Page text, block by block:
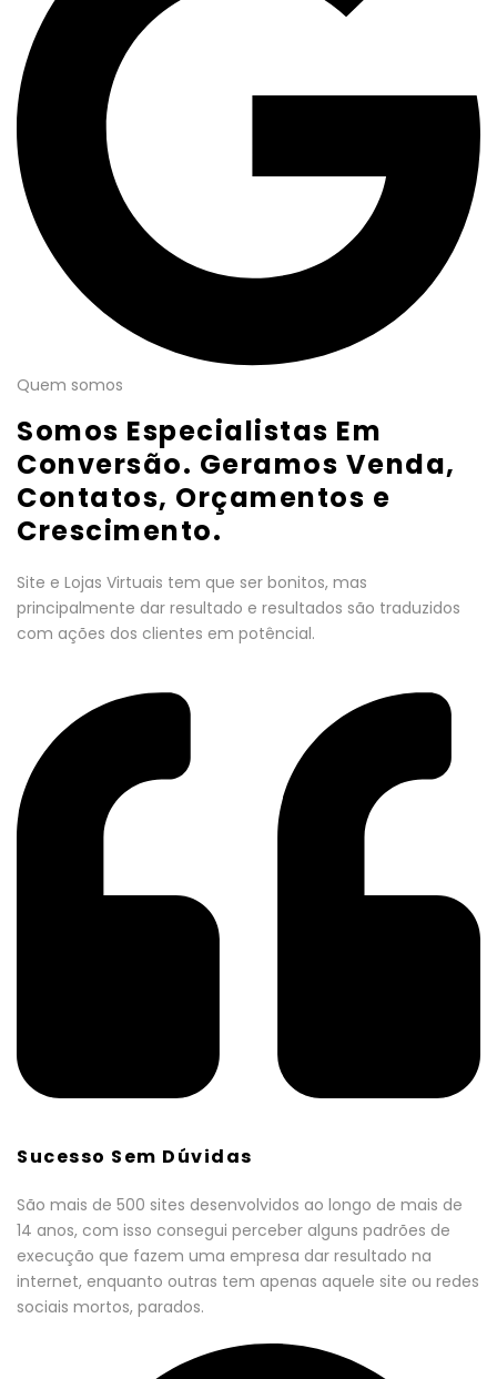
Quem somos
Somos Especialistas Em
Conversão. Geramos Venda,
Contatos, Orçamentos e
Crescimento.
Site e Lojas Virtuais tem que ser bonitos, mas
principalmente dar resultado e resultados são traduzidos
com ações dos clientes em potêncial.
Sucesso Sem Dúvidas
São mais de 500 sites desenvolvidos ao longo de mais de
14 anos, com isso consegui perceber alguns padrões de
execução que fazem uma empresa dar resultado na
internet, enquanto outras tem apenas aquele site ou redes
sociais mortos, parados.